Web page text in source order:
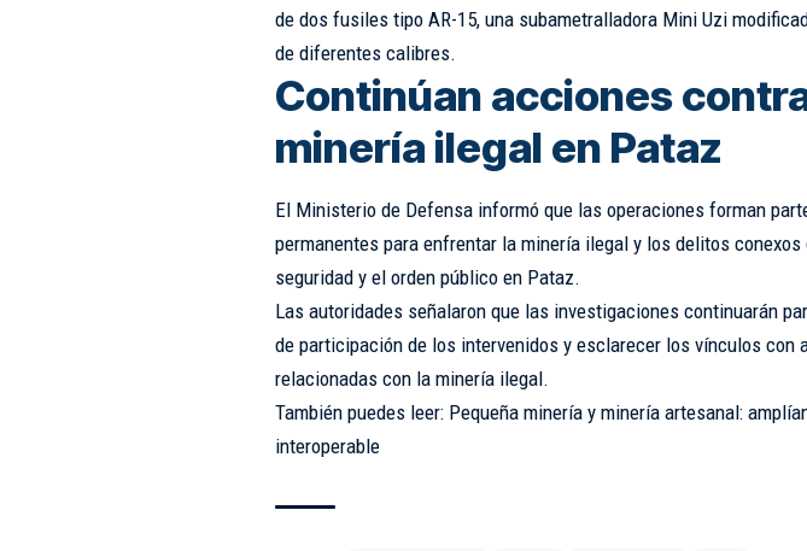
de dos fusiles tipo AR-15, una subametralladora Mini Uzi
de diferentes calibres.
Continúan acciones
minería ilegal en Pataz
El Ministerio de Defensa informó que las operaciones forman
permanentes para enfrentar la minería ilegal y los delitos
seguridad y el orden público en Pataz.
Las autoridades señalaron que las investigaciones continuarán
de participación de los intervenidos y esclarecer los vínculos con
relacionadas con la minería ilegal.
También puedes leer: Pequeña minería y minería artesanal:
interoperable